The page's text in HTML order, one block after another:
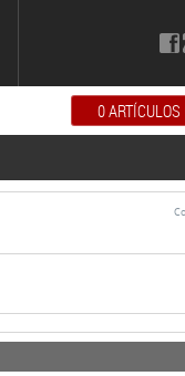
0 ARTÍCULOS